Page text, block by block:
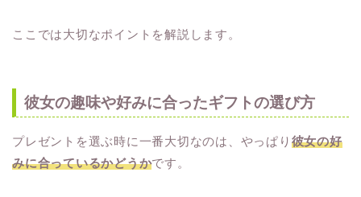
ここでは大切なポイントを解説します。
彼女の趣味や好みに合ったギフトの選び方
プレゼントを選ぶ時に一番大切なのは、やっぱり 彼女の好
みに合っているかどうかです。